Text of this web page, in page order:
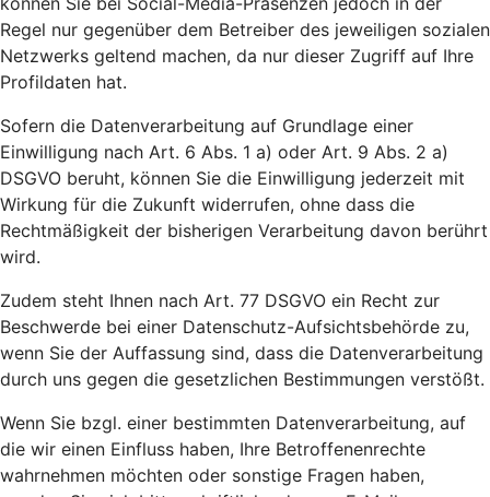
Regel nur gegenüber dem Betreiber des jeweiligen sozialen
Netzwerks geltend machen, da nur dieser Zugriff auf Ihre
Profildaten hat.
Sofern die Datenverarbeitung auf Grundlage einer
Einwilligung nach Art. 6 Abs. 1 a) oder Art. 9 Abs. 2 a)
DSGVO beruht, können Sie die Einwilligung jederzeit mit
Wirkung für die Zukunft widerrufen, ohne dass die
Rechtmäßigkeit der bisherigen Verarbeitung davon berührt
wird.
Zudem steht Ihnen nach Art. 77 DSGVO ein Recht zur
Beschwerde bei einer Datenschutz-Aufsichtsbehörde zu,
wenn Sie der Auffassung sind, dass die Datenverarbeitung
durch uns gegen die gesetzlichen Bestimmungen verstößt.
Wenn Sie bzgl. einer bestimmten Datenverarbeitung, auf
die wir einen Einfluss haben, Ihre Betroffenenrechte
wahrnehmen möchten oder sonstige Fragen haben,